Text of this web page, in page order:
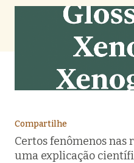
Compartilhe
Certos fenômenos nas
uma explicação